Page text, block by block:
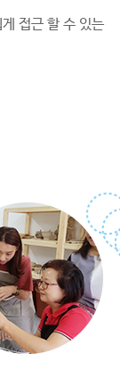
접근 할 수 있는